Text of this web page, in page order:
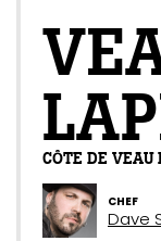
CÔTE DE
CHEF
Dave